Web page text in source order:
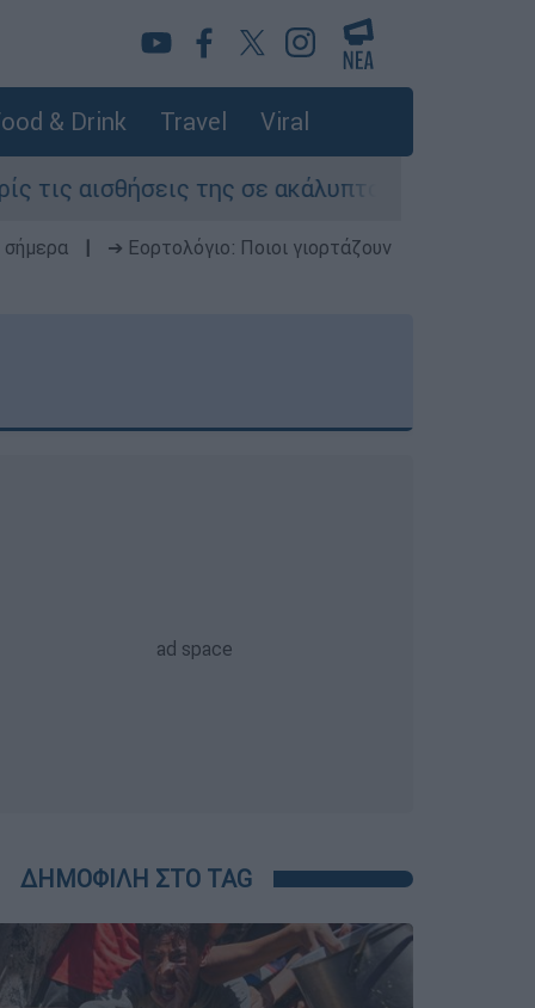
& Drink Travel Viral
της σε ακάλυπτο πολυκατοικίας στη
➔ Εορτολόγιο: Ποιοι γιορτάζουν
ΔΗΜΟΦΙΛΗ ΣΤΟ TAG